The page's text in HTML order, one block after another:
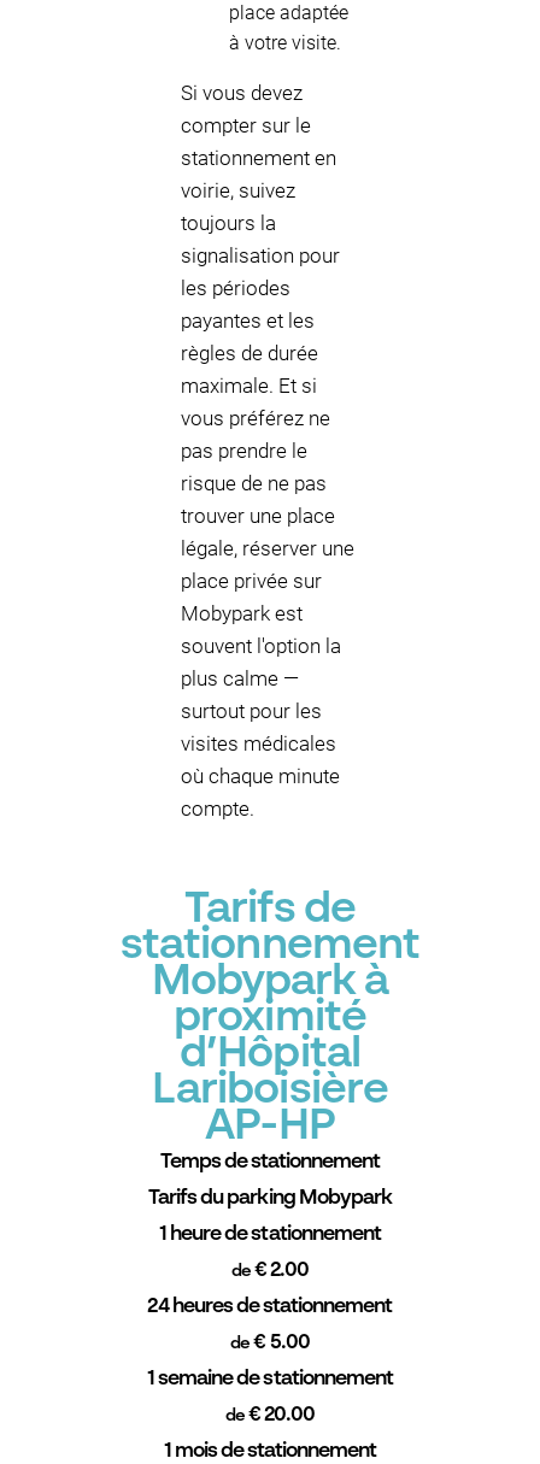
place adaptée
à votre visite.
Si vous devez
compter sur le
stationnement en
voirie, suivez
toujours la
signalisation pour
les périodes
payantes et les
règles de durée
maximale. Et si
vous préférez ne
pas prendre le
risque de ne pas
trouver une place
légale, réserver une
place privée sur
Mobypark est
souvent l'option la
plus calme —
surtout pour les
visites médicales
où chaque minute
compte.
Tarifs de
stationnement
Mobypark à
proximité
d’Hôpital
Lariboisière
AP-HP
Temps de stationnement
Tarifs du parking Mobypark
1 heure de stationnement
de€ 2.00
24 heures de stationnement
de € 5.00
1 semaine de stationnement
de€ 20.00
1 mois de stationnement